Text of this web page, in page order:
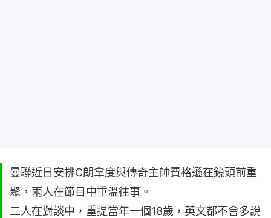
曼聯近日安排C朗拿度與傳奇主帥費格遜在鏡頭前重
聚，兩人在節目中重溫往事。
二人在對談中，重提當年一個18歲，英文都不會多說